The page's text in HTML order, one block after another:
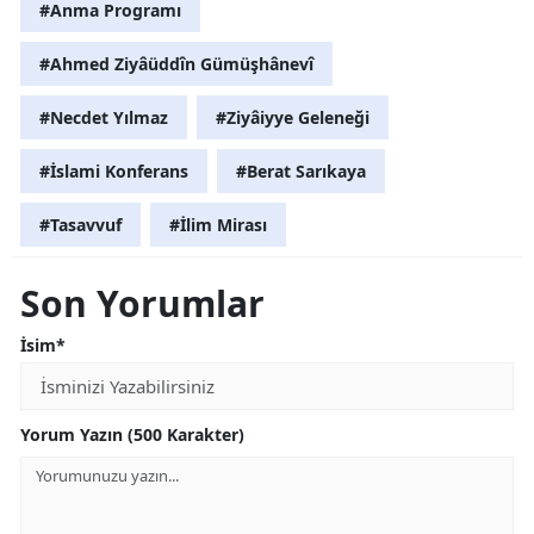
#Anma Programı
#Ahmed Ziyâüddîn Gümüşhânevî
#Necdet Yılmaz #Ziyâiyye Geleneği
#İslami Konferans #Berat Sarıkaya
#Tasavvuf #İlim Mirası
Son Yorumlar
İsim*
Yorum Yazın (500 Karakter)